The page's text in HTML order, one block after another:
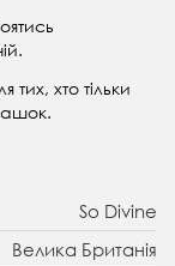
хто тільки
So Divine
Велика Британія